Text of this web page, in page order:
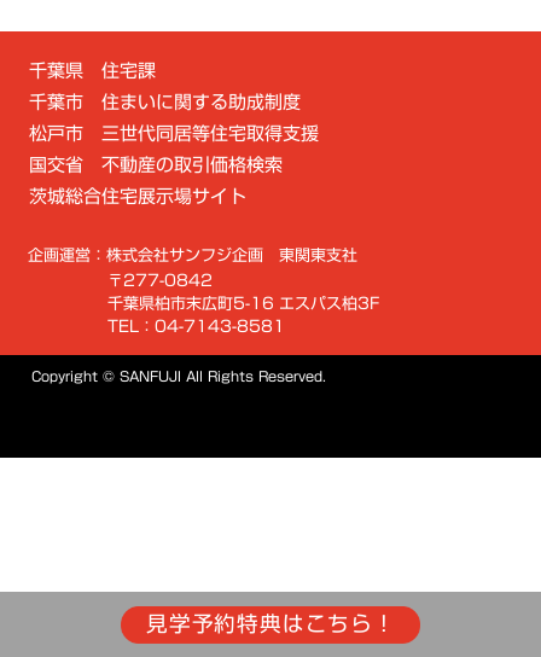
千葉県 住宅課
千葉市 住まいに関する助成制度
松戸市 三世代同居等住宅取得支援
国交省 不動産の取引価格検索
茨城総合住宅展示場サイト
企画運営：株式会社サンフジ企画 東関東支社
〒277-0842
千葉県柏市末広町5-16 エスパス柏3F
TEL：04-7143-8581
Copyright © SANFUJI All Rights Reserved.